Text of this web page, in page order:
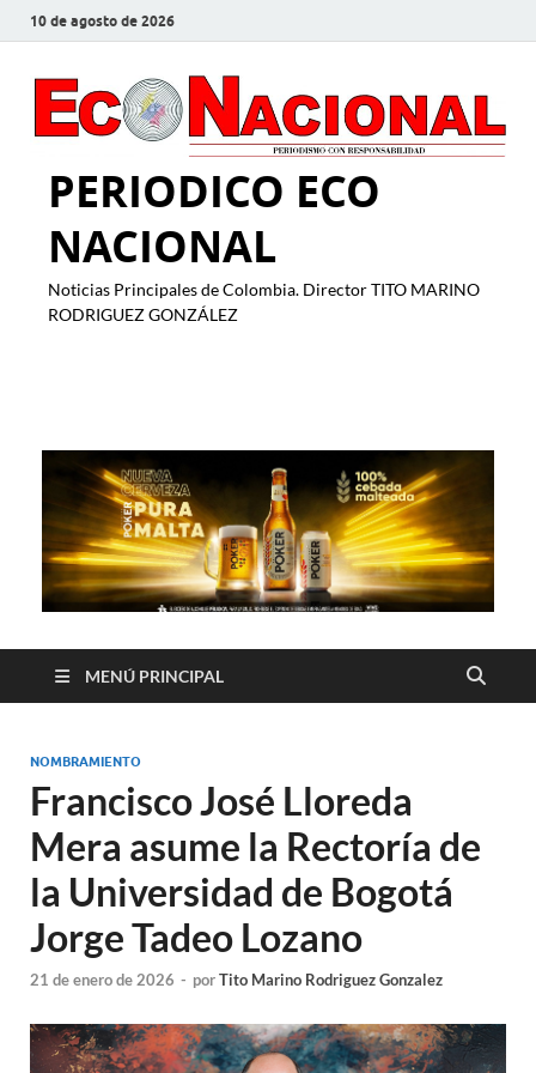
10 de agosto de 2026
PERIODICO ECO
NACIONAL
Noticias Principales de Colombia. Director TITO MARINO
RODRIGUEZ GONZÁLEZ
MENÚ PRINCIPAL
NOMBRAMIENTO
Francisco José Lloreda
Mera asume la Rectoría de
la Universidad de Bogotá
Jorge Tadeo Lozano
21 de enero de 2026 - porTito Marino Rodriguez Gonzalez